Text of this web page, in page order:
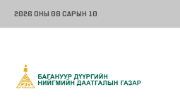
2026 ОНЫ 08 САРЫН 10